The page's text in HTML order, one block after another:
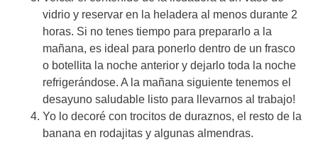
vidrio y reservar en la heladera al menos durante 2
horas. Si no tenes tiempo para prepararlo a la
mañana, es ideal para ponerlo dentro de un frasco
o botellita la noche anterior y dejarlo toda la noche
refrigerándose. A la mañana siguiente tenemos el
desayuno saludable listo para llevarnos al trabajo!
Yo lo decoré con trocitos de duraznos, el resto de la
banana en rodajitas y algunas almendras.